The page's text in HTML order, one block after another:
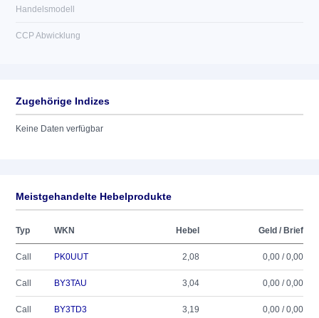
Handelsmodell
CCP Abwicklung
Zugehörige Indizes
Keine Daten verfügbar
Meistgehandelte Hebelprodukte
Typ WKN Hebel Geld / Brief
Call PK0UUT 2,08 0,00 / 0,00
Call BY3TAU 3,04 0,00 / 0,00
Call BY3TD3 3,19 0,00 / 0,00